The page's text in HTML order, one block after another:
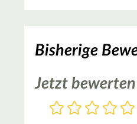
Bisherige
Jetzt bewerten
5
4
3
2
1